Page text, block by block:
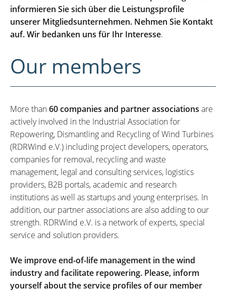
informieren Sie sich über die Leistungsprofile
unserer Mitgliedsunternehmen. Nehmen Sie Kontakt
auf. Wir bedanken uns für Ihr Interesse.
Our members
More than60 companies and partner associations are
actively involved in the Industrial Association for
Repowering, Dismantling and Recycling of Wind Turbines
(RDRWind e.V.) including project developers, operators,
companies for removal, recycling and waste
management, legal and consulting services, logistics
providers, B2B portals, academic and research
institutions as well as startups and young enterprises. In
addition, our partner associations are also adding to our
strength. RDRWind e.V. is a network of experts, special
service and solution providers.
We improve end-of-life management in the wind
industry and facilitate repowering. Please, inform
yourself about the service profiles of our member